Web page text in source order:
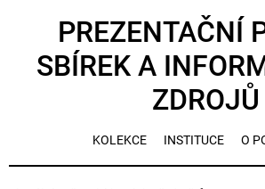
PREZENTAČNÍ
SBÍREK A
ZDROJŮ
KOLEKCE INSTITUCE O